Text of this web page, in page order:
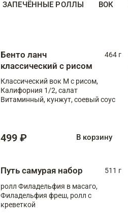
ЗАПЕЧЁННЫЕ РОЛЛЫ ВОК
Бенто ланч
классический с рисом
464 г
Классический вок М с рисом,
Калифорния 1/2, салат
Витаминный, кунжут, соевый соус
499 ₽ В корзину
Путь самурая набор
511 г
ролл Филадельфия в масаго,
Филадельфия фреш, ролл с
креветкой